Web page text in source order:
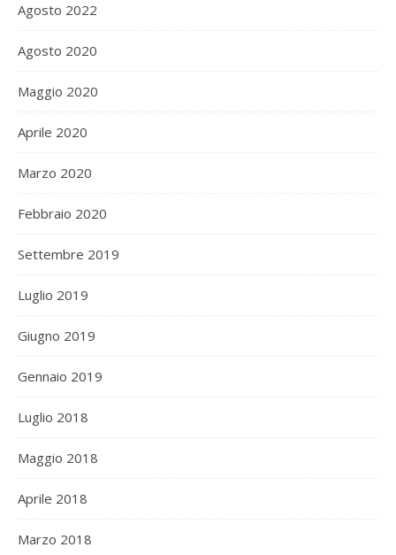
Agosto 2022
Agosto 2020
Maggio 2020
Aprile 2020
Marzo 2020
Febbraio 2020
Settembre 2019
Luglio 2019
Giugno 2019
Gennaio 2019
Luglio 2018
Maggio 2018
Aprile 2018
Marzo 2018